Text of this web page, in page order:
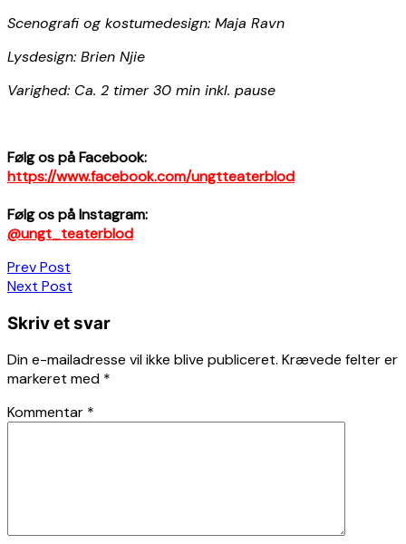
Scenografi og kostumedesign: Maja Ravn
Lysdesign: Brien Njie
Varighed: Ca. 2 timer 30 min inkl. pause
Følg os på Facebook:
https://www.facebook.com/ungtteaterblod
Følg os på Instagram:
@ungt_teaterblod
Indlægsnavigation
Prev Post
Next Post
Skriv et svar
Din e-mailadresse vil ikke blive publiceret. Krævede felter er
markeret med *
Kommentar *